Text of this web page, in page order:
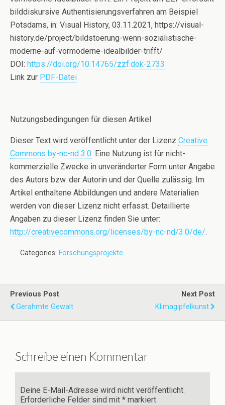
bilddiskursive Authentisierungsverfahren am Beispiel
Potsdams, in: Visual History, 03.11.2021, https://visual-
history.de/project/bildstoerung-wenn-sozialistische-
moderne-auf-vormoderne-idealbilder-trifft/
DOI: https://doi.org/10.14765/zzf.dok-2733
Link zur PDF-Datei
Nutzungsbedingungen für diesen Artikel
Dieser Text wird veröffentlicht unter der Lizenz Creative
Commons by-nc-nd 3.0. Eine Nutzung ist für nicht-
kommerzielle Zwecke in unveränderter Form unter Angabe
des Autors bzw. der Autorin und der Quelle zulässig. Im
Artikel enthaltene Abbildungen und andere Materialien
werden von dieser Lizenz nicht erfasst. Detaillierte
Angaben zu dieser Lizenz finden Sie unter:
http://creativecommons.org/licenses/by-nc-nd/3.0/de/.
Categories: Forschungsprojekte
Previous Post
Gerahmte Gewalt
Next Post
Klimagipfelkunst
Schreibe einen Kommentar
Deine E-Mail-Adresse wird nicht veröffentlicht.
Erforderliche Felder sind mit * markiert